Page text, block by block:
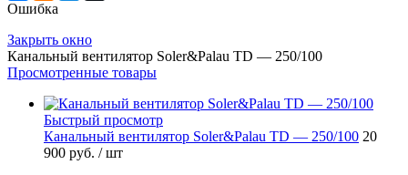
Ошибка
Закрыть окно
Канальный вентилятор Soler&Palau TD — 250/100
Просмотренные товары
Быстрый просмотр
Канальный вентилятор Soler&Palau TD — 250/100 20
900 руб. / шт